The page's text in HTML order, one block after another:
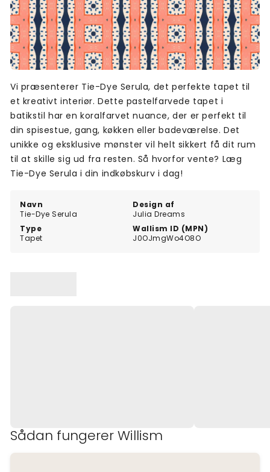
Navn
Tie-Dye Serula
Design af
Julia Dreams
Type
Tapet
Wallism ID (MPN)
J0OJmgWo4O8O
Vi præsenterer Tie-Dye Serula, det perfekte tapet til
et kreativt interiør. Dette pastelfarvede tapet i
batikstil har en koralfarvet nuance, der er perfekt til
din spisestue, gang, køkken eller badeværelse. Det
unikke og eksklusive mønster vil helt sikkert få dit rum
til at skille sig ud fra resten. Så hvorfor vente? Læg
Tie-Dye Serula i din indkøbskurv i dag!
Sådan fungerer Willism